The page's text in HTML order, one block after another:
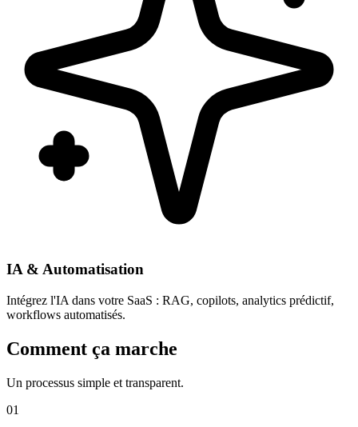
IA & Automatisation
Intégrez l'IA dans votre SaaS : RAG, copilots, analytics prédictif,
workflows automatisés.
Comment ça marche
Un processus simple et transparent.
01